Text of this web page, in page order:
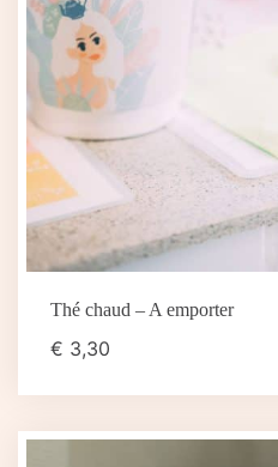
Thé chaud – A emporter
€ 3,30